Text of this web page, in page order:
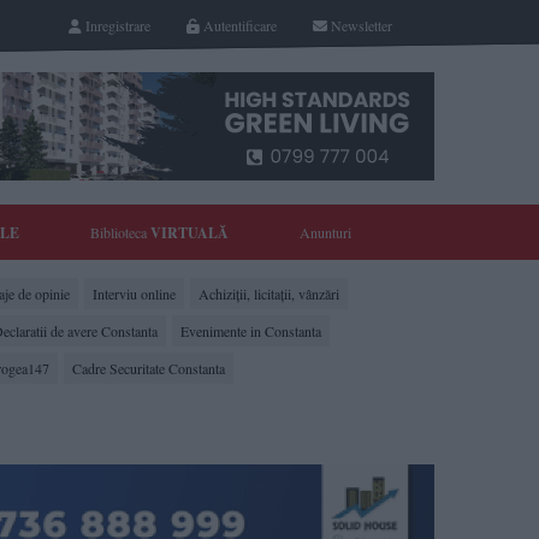
Newsletter
Autentificare
Inregistrare
BibliotecaVIRTUALĂ Anunturi
de opinie Interviu online
Achiziții, licitații, vânzări
de avere Constanta
Evenimente in Constanta
Cadre Securitate Constanta